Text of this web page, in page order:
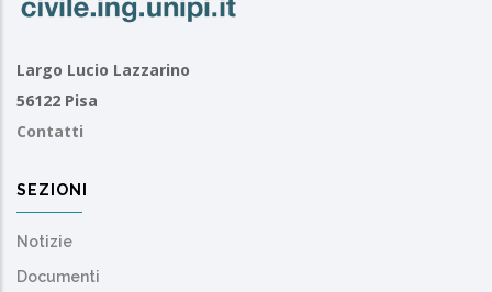
Largo Lucio Lazzarino
56122 Pisa
Contatti
SEZIONI
Notizie
Documenti